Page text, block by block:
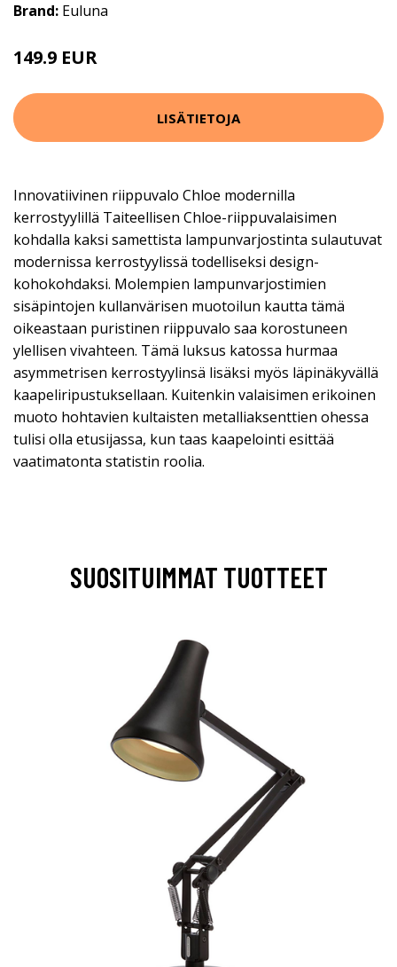
Brand: Euluna
149.9 EUR
LISÄTIETOJA
Innovatiivinen riippuvalo Chloe modernilla
kerrostyylillä Taiteellisen Chloe-riippuvalaisimen
kohdalla kaksi samettista lampunvarjostinta sulautuvat
modernissa kerrostyylissä todelliseksi design-
kohokohdaksi. Molempien lampunvarjostimien
sisäpintojen kullanvärisen muotoilun kautta tämä
oikeastaan puristinen riippuvalo saa korostuneen
ylellisen vivahteen. Tämä luksus katossa hurmaa
asymmetrisen kerrostyylinsä lisäksi myös läpinäkyvällä
kaapeliripustuksellaan. Kuitenkin valaisimen erikoinen
muoto hohtavien kultaisten metalliaksenttien ohessa
tulisi olla etusijassa, kun taas kaapelointi esittää
vaatimatonta statistin roolia.
SUOSITUIMMAT TUOTTEET